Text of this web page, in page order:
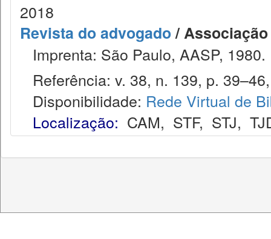
2018
Revista do advogado/
Imprenta: São Paulo, AASP, 1980.
Referência: v. 38, n. 139, p.
Disponibilidade: Rede Virtual de
Localização: CAM, STF, STJ,